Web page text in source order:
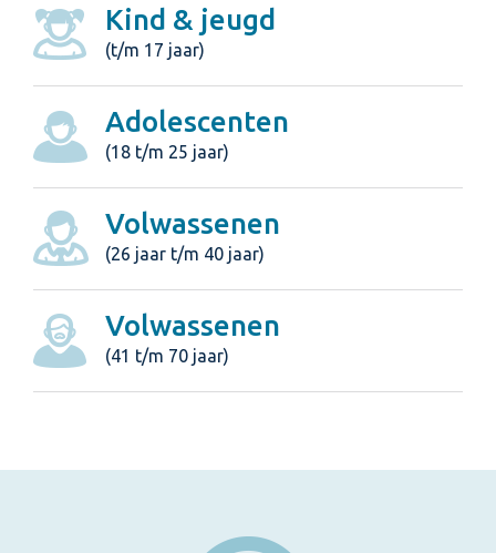
Kind & jeugd
(t/m 17 jaar)
Adolescenten
(18 t/m 25 jaar)
Volwassenen
(26 jaar t/m 40 jaar)
Volwassenen
(41 t/m 70 jaar)